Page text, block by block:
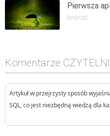
Pierwsza
Android
Komentarze
Artykuł w przejrzysty sposób
SQL, co jest niezbędną wiedzą dla